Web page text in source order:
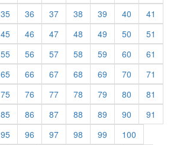
35 36 37 38 39 40
41
45 46 47 48 49 50
51
55 56 57 58 59 60
61
65 66 67 68 69 70
71
75 76 77 78 79 80
81
85 86 87 88 89 90
91
95 96 97 98 99
100